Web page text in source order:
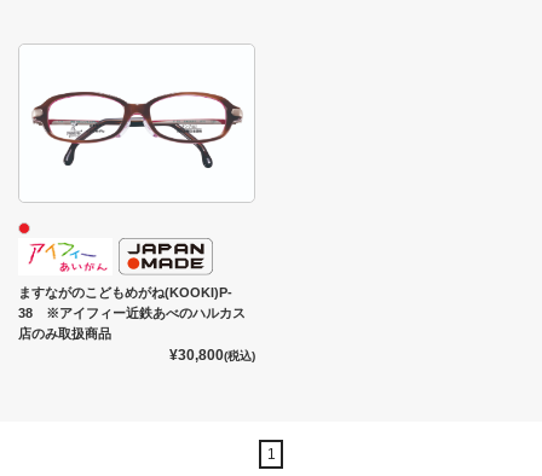
ますながのこどもめがね(KOOKI)P-
38 ※アイフィー近鉄あべのハルカス
店のみ取扱商品
¥30,800(税込)
1